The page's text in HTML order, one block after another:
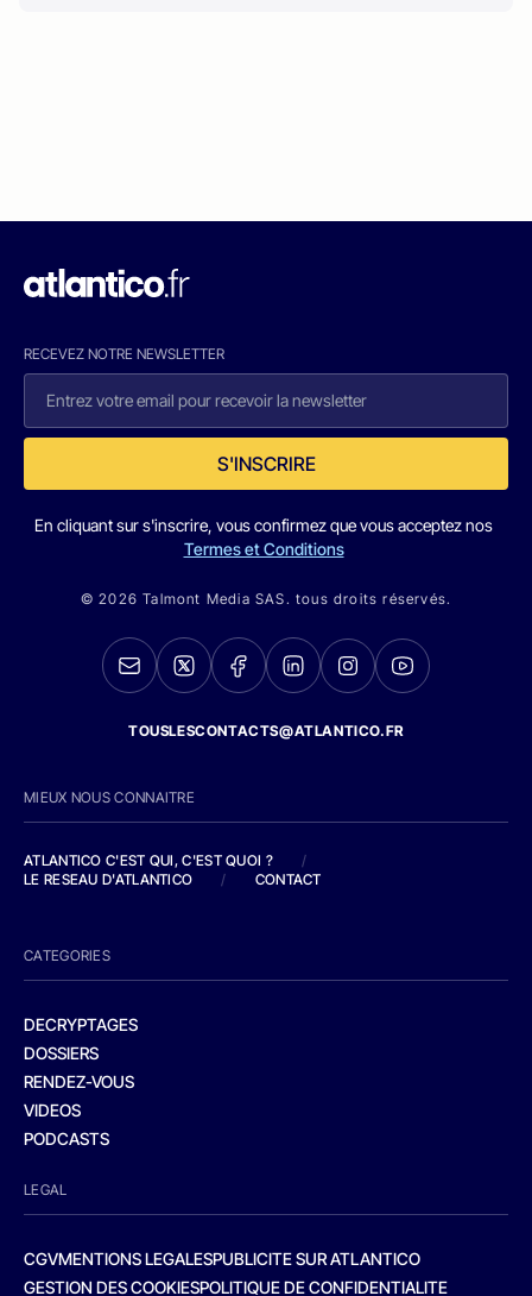
RECEVEZ NOTRE NEWSLETTER
S'INSCRIRE
En cliquant sur s'inscrire, vous confirmez que vous acceptez nos
Termes et Conditions
© 2026 Talmont Media SAS. tous droits réservés.
TOUSLESCONTACTS@ATLANTICO.FR
MIEUX NOUS CONNAITRE
ATLANTICO C'EST QUI, C'EST QUOI ?
/
LE RESEAU D'ATLANTICO
/ CONTACT
CATEGORIES
DECRYPTAGES
DOSSIERS
RENDEZ-VOUS
VIDEOS
PODCASTS
LEGAL
CGVMENTIONS LEGALESPUBLICITE SUR ATLANTICO
GESTION DES COOKIESPOLITIQUE DE CONFIDENTIALITE